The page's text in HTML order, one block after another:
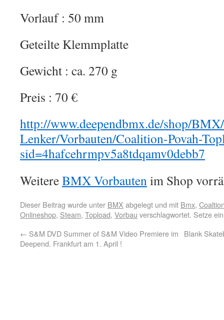
Vorlauf : 50 mm
Geteilte Klemmplatte
Gewicht : ca. 270 g
Preis : 70 €
http://www.deependbmx.de/shop/
Lenker/Vorbauten/Coalition-Povah-
sid=4hafcehrmpv5a8tdqamv0debb7
WeitereBMX Vorbautenim Shop
Dieser Beitrag wurde unter BMX abgelegt und mit Bmx,
Onlineshop, Steam, Topload, Vorbau verschlagwortet. Setze
← S&M DVD Summer of S&M Video Premiere im
Deepend. Frankfurt am 1. April !
Blank